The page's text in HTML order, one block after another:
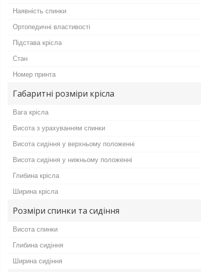
Наявність спинки
Ортопедичні властивості
Підстава крісла
Стан
Номер принта
Габаритні розміри крісла
Вага крісла
Висота з урахуванням спинки
Висота сидіння у верхньому положенні
Висота сидіння у нижньому положенні
Глибина крісла
Ширина крісла
Розміри спинки та сидіння
Висота спинки
Глибина сидіння
Ширина сидіння